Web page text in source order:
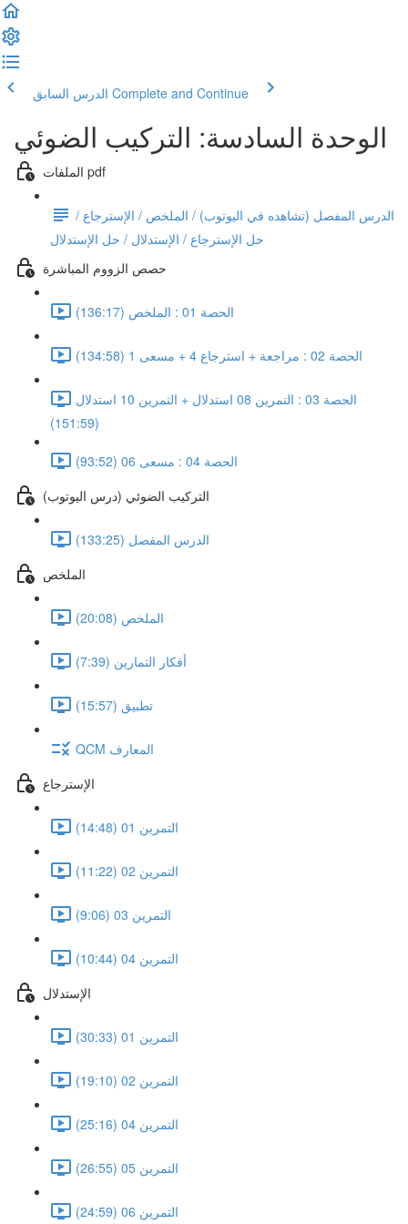
Complete and Continue
الوحدة السادسة: التركيب الضوئي
الملفات pdf
الدرس المفصل (تشاهده في اليوتوب) / الملخص / الإسترجاع /
حل الإسترجاع / الإستدلال / حل الإستدلال
حصص الزووم المباشرة
الحصة 01 : الملخص (136:17)
الحصة 02 : مراجعة + استرجاع 4 + مسعى 1 (134:58)
الحصة 03 : التمرين 08 استدلال + التمرين 10 استدلال
(151:59)
الحصة 04 : مسعى 06 (93:52)
التركيب الضوئي (درس اليوتوب)
الدرس المفصل (133:25)
الملخص
الملخص (20:08)
أفكار التمارين (7:39)
تطبيق (15:57)
QCM المعارف
الإسترجاع
التمرين 01 (14:48)
التمرين 02 (11:22)
التمرين 03 (9:06)
التمرين 04 (10:44)
الإستدلال
التمرين 01 (30:33)
التمرين 02 (19:10)
التمرين 04 (25:16)
التمرين 05 (26:55)
التمرين 06 (24:59)